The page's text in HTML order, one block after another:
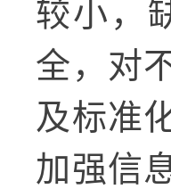
较小，
全，对
及标准
加强信